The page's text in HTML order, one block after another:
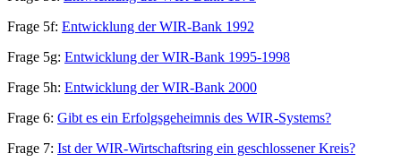
Frage 5f: Entwicklung der WIR-Bank 1992
Frage 5g: Entwicklung der WIR-Bank 1995-1998
Frage 5h: Entwicklung der WIR-Bank 2000
Frage 6: Gibt es ein Erfolgsgeheimnis des WIR-Systems?
Frage 7: Ist der WIR-Wirtschaftsring ein geschlossener Kreis?